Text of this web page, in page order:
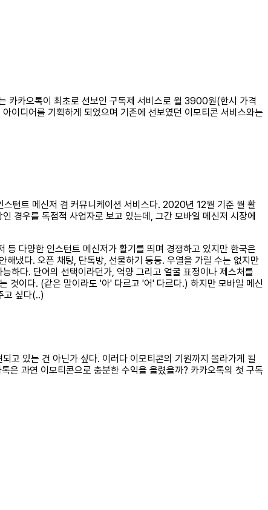
카카오톡이 최초로 선보인 구독제 서비스로 월 3900원(한시 가격
이디어를 기획하게 되었으며 기존에 선보였던 이모티콘 서비스와는
턴트 메신저 겸 커뮤니케이션 서비스다. 2020년 12월 기준 월 활
우를 독점적 사업자로 보고 있는데, 그간 모바일 메신저 시장에
다양한 인스턴트 메신저가 활기를 띄며 경쟁하고 있지만 한국은
냈다. 오픈 채팅, 단톡방, 선물하기 등등. 우열을 가릴 수는 없지만
하다. 단어의 선택이라던가, 억양 그리고 얼굴 표정이나 제스처를
것이다. (같은 말이라도 '아' 다르고 '어' 다르다.) 하지만 모바일 메신
고 싶다(..)
고 있는 건 아닌가 싶다. 이러다 이모티콘의 기원까지 올라가게 될
은 과연 이모티콘으로 충분한 수익을 올렸을까? 카카오톡의 첫 구독